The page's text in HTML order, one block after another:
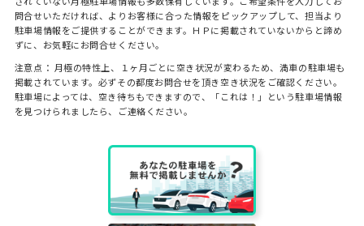
問合せいただければ、よりお客様に合った情報をピックアップして、担当より
駐車場情報をご提供することができます。ＨＰに掲載されていないからと諦め
ずに、お気軽にお問合せください。
注意点： 月極の特性上、１ヶ月ごとに空き状況が変わるため、満車の駐車場も
掲載されています。必ずその都度お問合せを頂き空き状況をご確認ください。
駐車場によっては、空き待ちもできますので、「これは！」という駐車場情報
を見つけられましたら、ご連絡ください。